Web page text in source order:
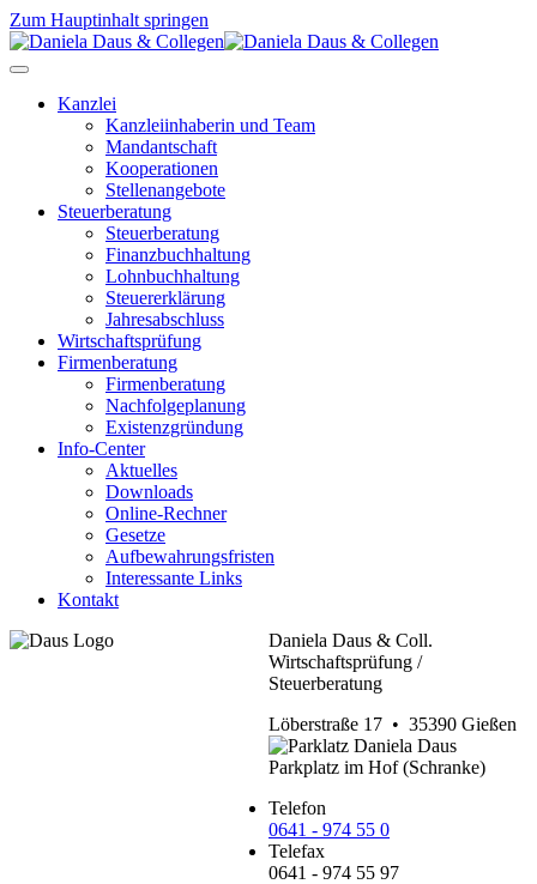
Zum Hauptinhalt springen
Kanzlei
Kanzleiinhaberin und Team
Mandantschaft
Kooperationen
Stellenangebote
Steuerberatung
Steuerberatung
Finanzbuchhaltung
Lohnbuchhaltung
Steuererklärung
Jahresabschluss
Wirtschaftsprüfung
Firmenberatung
Firmenberatung
Nachfolgeplanung
Existenzgründung
Info-Center
Aktuelles
Downloads
Online-Rechner
Gesetze
Aufbewahrungsfristen
Interessante Links
Kontakt
Daniela Daus & Coll.
Wirtschaftsprüfung /
Steuerberatung
Löberstraße 17 • 35390 Gießen
Parkplatz im Hof (Schranke)
Telefon
0641 - 974 55 0
Telefax
0641 - 974 55 97